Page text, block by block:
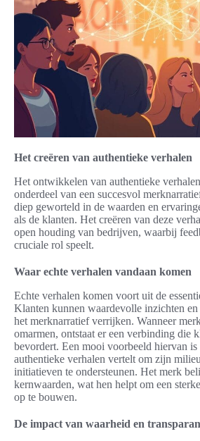
Het creëren van authentieke verhalen
Het ontwikkelen van authentieke
onderdeel van een succesvol
diep geworteld in de waarden en
als de klanten. Het creëren van deze
open houding van bedrijven, waarbij
cruciale rol speelt.
Waar echte verhalen vandaan komen
Echte verhalen komen voort uit de
Klanten kunnen waardevolle inzichten
het merknarratief verrijken. Wanneer
omarmen, ontstaat er een verbinding die
bevordert. Een mooi voorbeeld hiervan is
authentieke verhalen vertelt om zijn
initiatieven te ondersteunen. Het merk
kernwaarden, wat hen helpt om een
op te bouwen.
De impact van waarheid en